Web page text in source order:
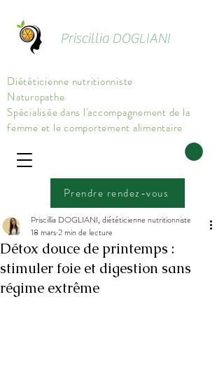
Priscillia DOGLIANI
Prendre rendez-vous
Diététicienne nutritionniste
Naturopathe
Spécialisée dans l'accompagnement de la
femme et le comportement alimentaire
Détox douce de printemps :
stimuler foie et digestion sans
régime extrême
Priscillia DOGLIANI, diététicienne nutritionniste
18 mars2 min de lecture